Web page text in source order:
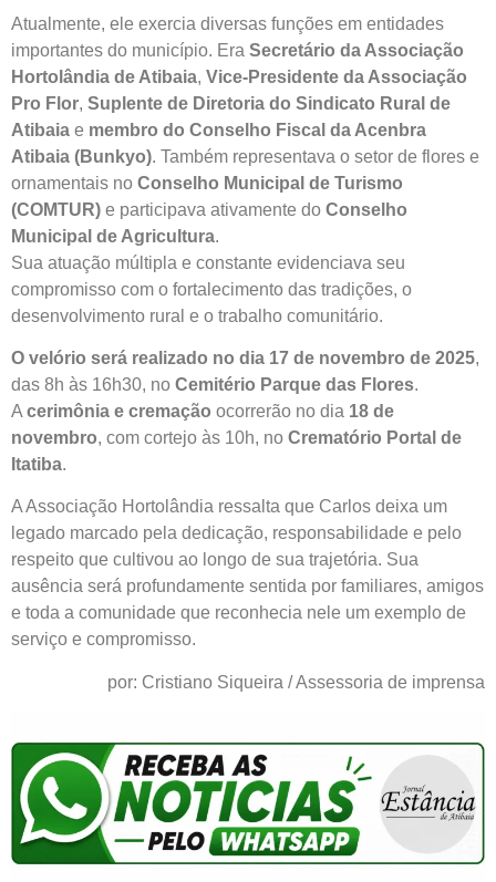
Atualmente, ele exercia diversas funções em entidades
importantes do município. Era Secretário da Associação
Hortolândia de Atibaia, Vice-Presidente da Associação
Pro Flor, Suplente de Diretoria do Sindicato Rural de
Atibaia e membro do Conselho Fiscal da Acenbra
Atibaia (Bunkyo). Também representava o setor de flores e
ornamentais no Conselho Municipal de Turismo
(COMTUR) e participava ativamente do Conselho
Municipal de Agricultura.
Sua atuação múltipla e constante evidenciava seu
compromisso com o fortalecimento das tradições, o
desenvolvimento rural e o trabalho comunitário.
O velório será realizado no dia 17 de novembro de 2025,
das 8h às 16h30, no Cemitério Parque das Flores.
A cerimônia e cremação ocorrerão no dia 18 de
novembro, com cortejo às 10h, no Crematório Portal de
Itatiba.
A Associação Hortolândia ressalta que Carlos deixa um
legado marcado pela dedicação, responsabilidade e pelo
respeito que cultivou ao longo de sua trajetória. Sua
ausência será profundamente sentida por familiares, amigos
e toda a comunidade que reconhecia nele um exemplo de
serviço e compromisso.
por: Cristiano Siqueira / Assessoria de imprensa